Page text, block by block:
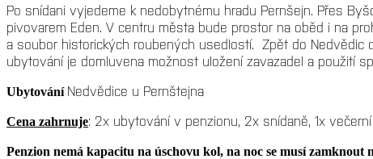
Po snídani vyjedeme k nedobytnému hradu Pernšejn. Přes
pivovarem Eden. V centru města bude prostor na oběd i na
a soubor historických roubených usedlostí. Zpět do Nedvědic
ubytování je domluvena možnost uložení zavazadel a použití
Ubytování Nedvědice u Pernštejna
Cena zahrnuje: 2x ubytování v penzionu, 2x snídaně, 1x
Penzion nemá kapacitu na úschovu kol, na noc se musí zamknout